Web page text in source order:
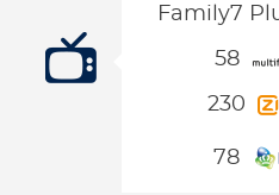
Family7
58
230
78